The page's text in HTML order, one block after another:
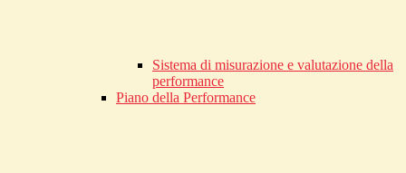
Sistema di misurazione e valutazione della
performance
Piano della Performance